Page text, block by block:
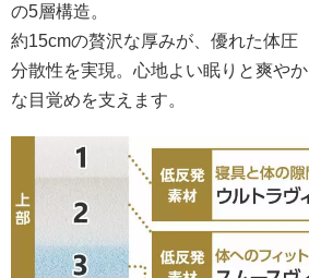
の5層構造。
約15cmの贅沢な厚みが、優れた体圧
分散性を実現。心地よい眠りと爽やか
な目覚めを支えます。